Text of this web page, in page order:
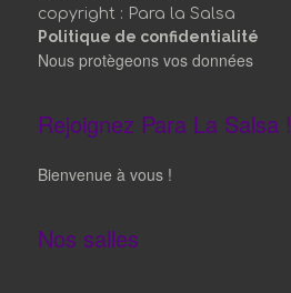
copyright : Para la Salsa
Politique de confidentialité
Nous protègeons vos données
Rejoignez Para La Salsa !
Bienvenue à vous !
Nos salles